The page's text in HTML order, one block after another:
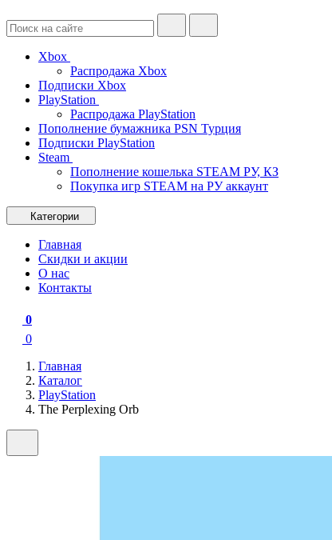
Xbox
Распродажа Xbox
Подписки Xbox
PlayStation
Распродажа PlayStation
Пополнение бумажника PSN Турция
Подписки PlayStation
Steam
Пополнение кошелька STEAM РУ, КЗ
Покупка игр STEAM на РУ аккаунт
Категории
Главная
Скидки и акции
О нас
Контакты
0
0
Главная
Каталог
PlayStation
The Perplexing Orb